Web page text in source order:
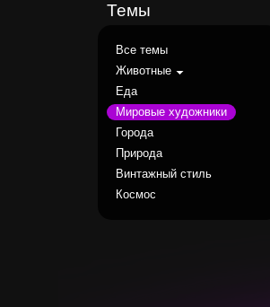
Темы
Все темы
Животные
Еда
Мировые художники
Города
Природа
Винтажный стиль
Космос